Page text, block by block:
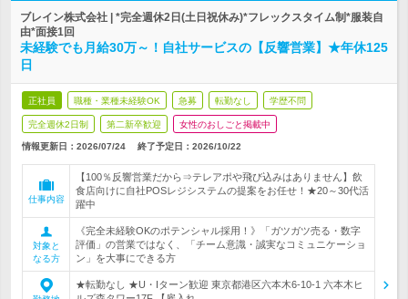
ブレイン株式会社 | *完全週休2日(土日祝休み)*フレックスタイム制*服装自
由*面接1回
未経験でも月給30万～！自社サービスの【反響営業】★年休125
日
正社員 職種・業種未経験OK 急募 転勤なし 学歴不問
完全週休2日制 第二新卒歓迎 女性のおしごと掲載中
情報更新日：2026/07/24 終了予定日： 2026/10/22
仕事内容
【100％反響営業だから⇒テレアポや飛び込みはありません】飲
食店向けに自社POSレジシステムの提案をお任せ！★20～30代活
躍中
対象と
なる方
《完全未経験OKのポテンシャル採用！》「ガツガツ売る・数字
評価」の営業ではなく、「チーム意識・誠実なコミュニケーショ
ン」を大事にできる方
★転勤なし ★U・Iターン歓迎 東京都港区六本木6-10-1 六本木ヒ